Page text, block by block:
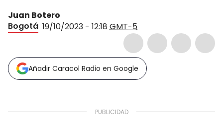
Juan Botero
Bogotá 19/10/2023 - 12:18 GMT-5
Añadir Caracol Radio en Google